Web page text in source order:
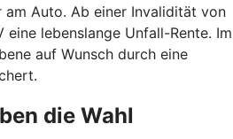
am Auto. Ab einer Invalidität von
lebenslange Unfall-Rente. Im
auf Wunsch durch eine
die Wahl